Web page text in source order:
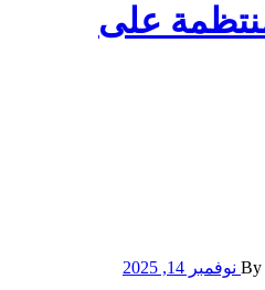
على
By نوفمبر 14, 2025